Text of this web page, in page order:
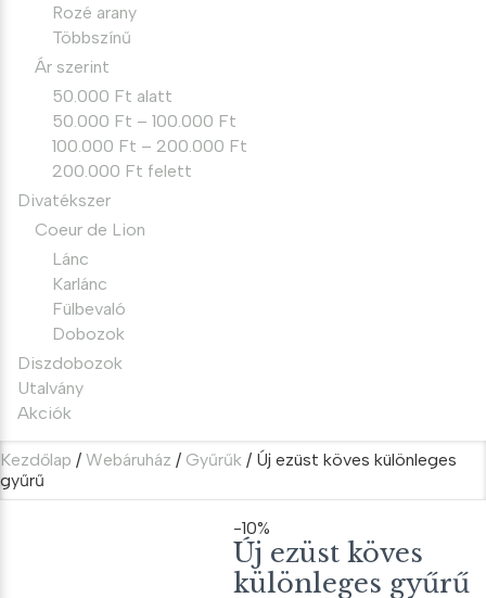
Rozé arany
Többszínű
Ár szerint
50.000 Ft alatt
50.000 Ft – 100.000 Ft
100.000 Ft – 200.000 Ft
200.000 Ft felett
Divatékszer
Coeur de Lion
Lánc
Karlánc
Fülbevaló
Dobozok
Diszdobozok
Utalvány
Akciók
Kezdőlap / Webáruház / Gyűrűk / Új ezüst köves különleges
gyűrű
-10%
Új ezüst köves
különleges gyűrű